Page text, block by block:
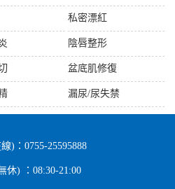
私密漂紅
陰唇整形
盆底肌修復
漏尿/尿失禁
)：0755-25595888
休) ：08:30-21:00